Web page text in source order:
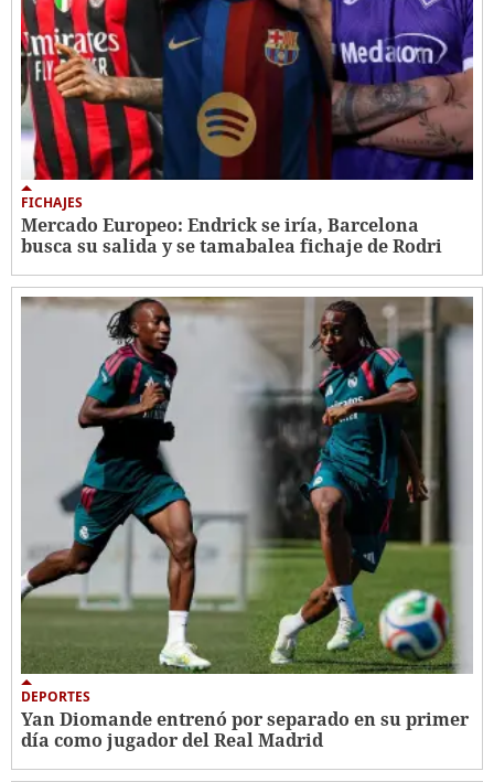
FICHAJES
Mercado Europeo: Endrick se iría, Barcelona
busca su salida y se tamabalea fichaje de Rodri
DEPORTES
Yan Diomande entrenó por separado en su primer
día como jugador del Real Madrid